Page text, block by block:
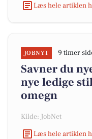
Læs hele artiklen
JOBNYT 9 timer
Savner du
nye ledige
omegn
Kilde: JobNet
Læs hele artiklen